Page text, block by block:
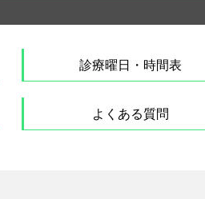
診療曜日・時間表
よくある質問